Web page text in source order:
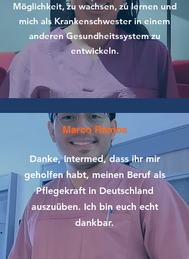
Möglichkeit, zu wachsen, zu lernen und
mich als Krankenschwester in einem
anderen Gesundheitssystem zu
entwickeln.
Marco Ramos
Danke, Intermed, dass ihr mir
geholfen habt, meinen Beruf als
Pflegekraft in Deutschland
auszuüben. Ich bin euch echt
dankbar.